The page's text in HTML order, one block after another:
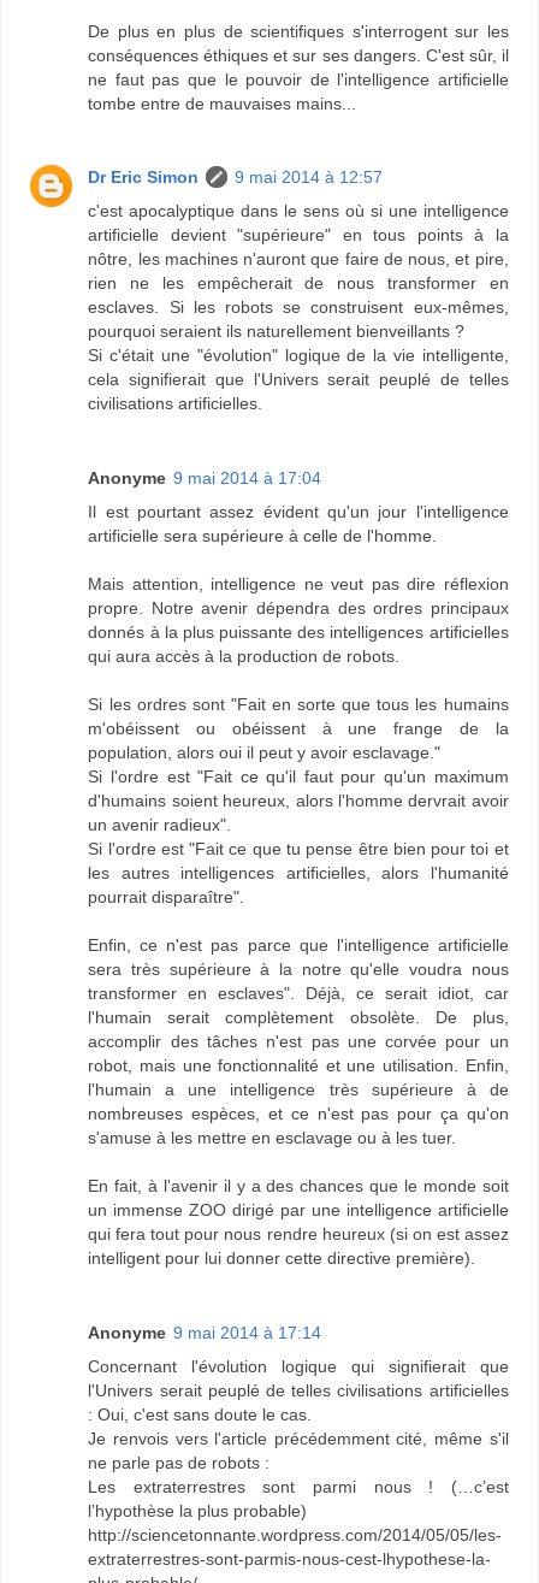
De plus en plus de scientifiques s'interrogent sur les
conséquences éthiques et sur ses dangers. C'est sûr, il
ne faut pas que le pouvoir de l'intelligence artificielle
tombe entre de mauvaises mains...
Dr Eric Simon
9 mai 2014 à 12:57
c'est apocalyptique dans le sens où si une intelligence
artificielle devient "supérieure" en tous points à la
nôtre, les machines n'auront que faire de nous, et pire,
rien ne les empêcherait de nous transformer en
esclaves. Si les robots se construisent eux-mêmes,
pourquoi seraient ils naturellement bienveillants ?
Si c'était une "évolution" logique de la vie intelligente,
cela signifierait que l'Univers serait peuplé de telles
civilisations artificielles.
Anonyme 9 mai 2014 à 17:04
Il est pourtant assez évident qu'un jour l'intelligence
artificielle sera supérieure à celle de l'homme.
Mais attention, intelligence ne veut pas dire réflexion
propre. Notre avenir dépendra des ordres principaux
donnés à la plus puissante des intelligences artificielles
qui aura accès à la production de robots.
Si les ordres sont "Fait en sorte que tous les humains
m'obéissent ou obéissent à une frange de la
population, alors oui il peut y avoir esclavage."
Si l'ordre est "Fait ce qu'il faut pour qu'un maximum
d'humains soient heureux, alors l'homme dervrait avoir
un avenir radieux".
Si l'ordre est "Fait ce que tu pense être bien pour toi et
les autres intelligences artificielles, alors l'humanité
pourrait disparaître".
Enfin, ce n'est pas parce que l'intelligence artificielle
sera très supérieure à la notre qu'elle voudra nous
transformer en esclaves". Déjà, ce serait idiot, car
l'humain serait complètement obsolète. De plus,
accomplir des tâches n'est pas une corvée pour un
robot, mais une fonctionnalité et une utilisation. Enfin,
l'humain a une intelligence très supérieure à de
nombreuses espèces, et ce n'est pas pour ça qu'on
s'amuse à les mettre en esclavage ou à les tuer.
En fait, à l'avenir il y a des chances que le monde soit
un immense ZOO dirigé par une intelligence artificielle
qui fera tout pour nous rendre heureux (si on est assez
intelligent pour lui donner cette directive première).
Anonyme 9 mai 2014 à 17:14
Concernant l'évolution logique qui signifierait que
l'Univers serait peuplé de telles civilisations artificielles
: Oui, c'est sans doute le cas.
Je renvois vers l'article précédemment cité, même s'il
ne parle pas de robots :
Les extraterrestres sont parmi nous ! (…c’est
l’hypothèse la plus probable)
http://sciencetonnante.wordpress.com/2014/05/05/les-
extraterrestres-sont-parmis-nous-cest-lhypothese-la-